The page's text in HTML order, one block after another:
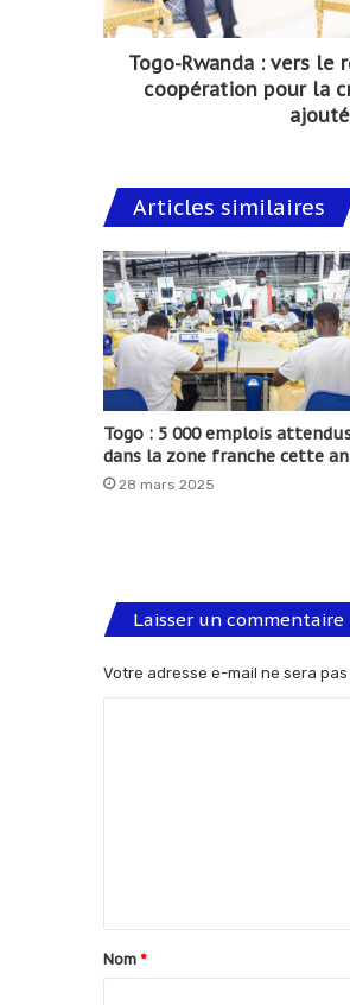
Togo-Rwanda : vers le
coopération pour la
Articles similaires
Togo : 5 000 emplois
dans la zone franche cette
28 mars 2025
Laisser un commentaire
Votre adresse e-mail ne sera pas
t
a
Nom *